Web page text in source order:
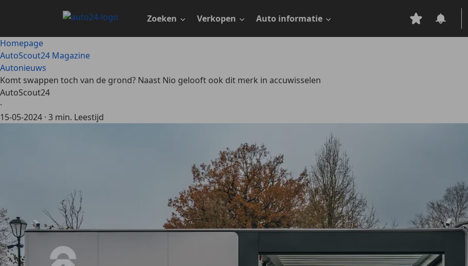
Zoeken Verkopen Auto informatie
Homepage
AutoScout24 Magazine
Autonieuws
Komt swappen toch van de grond? Naast Nio gelooft ook dit merk in accuwisselen
AutoScout24
·
15-05-2024 · 3 min. Leestijd